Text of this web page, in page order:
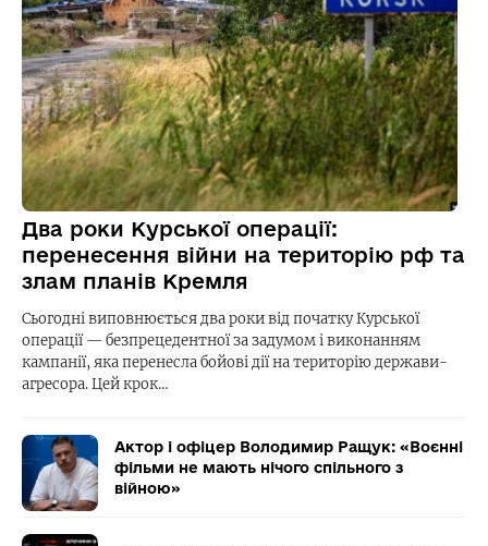
Два роки Курської операції:
перенесення війни на територію рф та
злам планів Кремля
Сьогодні виповнюється два роки від початку Курської
операції — безпрецедентної за задумом і виконанням
кампанії, яка перенесла бойові дії на територію держави-
агресора. Цей крок…
Актор і офіцер Володимир Ращук: «Воєнні
фільми не мають нічого спільного з
війною»